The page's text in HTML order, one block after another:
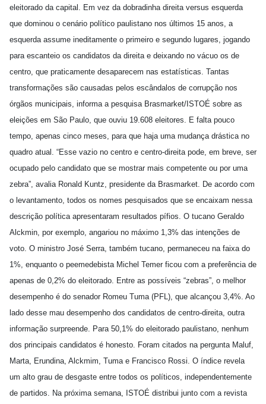
eleitorado da capital. Em vez da dobradinha direita versus esquerda
que dominou o cenário político paulistano nos últimos 15 anos, a
esquerda assume ineditamente o primeiro e segundo lugares, jogando
para escanteio os candidatos da direita e deixando no vácuo os de
centro, que praticamente desaparecem nas estatísticas. Tantas
transformações são causadas pelos escândalos de corrupção nos
órgãos municipais, informa a pesquisa Brasmarket/ISTOÉ sobre as
eleições em São Paulo, que ouviu 19.608 eleitores. E falta pouco
tempo, apenas cinco meses, para que haja uma mudança drástica no
quadro atual. “Esse vazio no centro e centro-direita pode, em breve, ser
ocupado pelo candidato que se mostrar mais competente ou por uma
zebra”, avalia Ronald Kuntz, presidente da Brasmarket. De acordo com
o levantamento, todos os nomes pesquisados que se encaixam nessa
descrição política apresentaram resultados pífios. O tucano Geraldo
Alckmin, por exemplo, angariou no máximo 1,3% das intenções de
voto. O ministro José Serra, também tucano, permaneceu na faixa do
1%, enquanto o peemedebista Michel Temer ficou com a preferência de
apenas de 0,2% do eleitorado. Entre as possíveis “zebras”, o melhor
desempenho é do senador Romeu Tuma (PFL), que alcançou 3,4%. Ao
lado desse mau desempenho dos candidatos de centro-direita, outra
informação surpreende. Para 50,1% do eleitorado paulistano, nenhum
dos principais candidatos é honesto. Foram citados na pergunta Maluf,
Marta, Erundina, Alckmim, Tuma e Francisco Rossi. O índice revela
um alto grau de desgaste entre todos os políticos, independentemente
de partidos. Na próxima semana, ISTOÉ distribui junto com a revista